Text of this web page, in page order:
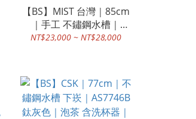
【BS】MIST 台灣｜85cm
｜手工 不鏽鋼水槽｜
SS8547｜淺金色｜玫瑰金
NT$23,000 ~ NT$28,000